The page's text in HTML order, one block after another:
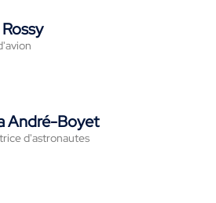
André-Boyet
d'astronautes